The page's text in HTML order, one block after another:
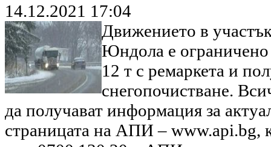
14.12.2021 17:04
Движението в
Юндола е ограничено
12 т с ремаркета и
снегопочистване.
да получават информация за
страницата на АПИ – www.api.bg,